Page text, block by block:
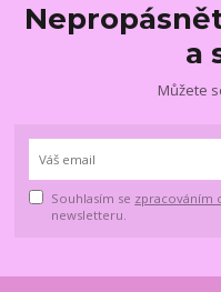
a
Můžete
Souhlasím se zpracováním
newsletteru.